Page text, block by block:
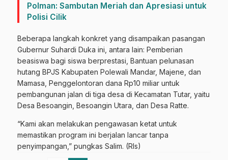
Polman: Sambutan Meriah dan Apresiasi untuk
Polisi Cilik
Beberapa langkah konkret yang disampaikan pasangan
Gubernur Suhardi Duka ini, antara lain: Pemberian
beasiswa bagi siswa berprestasi, Bantuan pelunasan
hutang BPJS Kabupaten Polewali Mandar, Majene, dan
Mamasa, Penggelontoran dana Rp10 miliar untuk
pembangunan jalan di tiga desa di Kecamatan Tutar, yaitu
Desa Besoangin, Besoangin Utara, dan Desa Ratte.
“Kami akan melakukan pengawasan ketat untuk
memastikan program ini berjalan lancar tanpa
penyimpangan,” pungkas Salim. (Rls)